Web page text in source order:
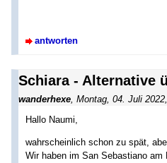
antworten
Schiara - Alternative
wanderhexe Montag, 04. Juli
Hallo Naumi,
wahrscheinlich schon zu spät,
Wir haben im San Sebastiano